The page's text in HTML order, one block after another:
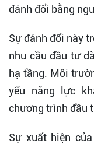
đánh đổi bằng
Sự đánh đổi này
nhu cầu đầu tư
hạ tầng. Môi
yếu năng lực
chương trình đầu
Sự xuất hiện